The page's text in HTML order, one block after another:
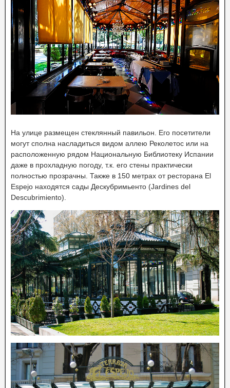
На улице размещен стеклянный павильон. Его посетители
могут сполна насладиться видом аллею Реколетос или на
расположенную рядом Национальную Библиотеку Испании
даже в прохладную погоду, т.к. его стены практически
полностью прозрачны. Также в 150 метрах от ресторана El
Espejo находятся сады Дескубримьенто (Jardines del
Descubrimiento).